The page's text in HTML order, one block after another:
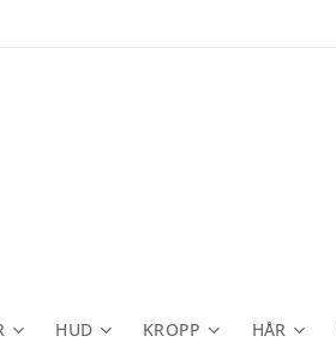
HUD KROPP HÅR